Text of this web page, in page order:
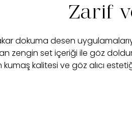
Zarif
dokuma desen
zengin set içeriği ile göz
kumaş kalitesi ve göz alıcı